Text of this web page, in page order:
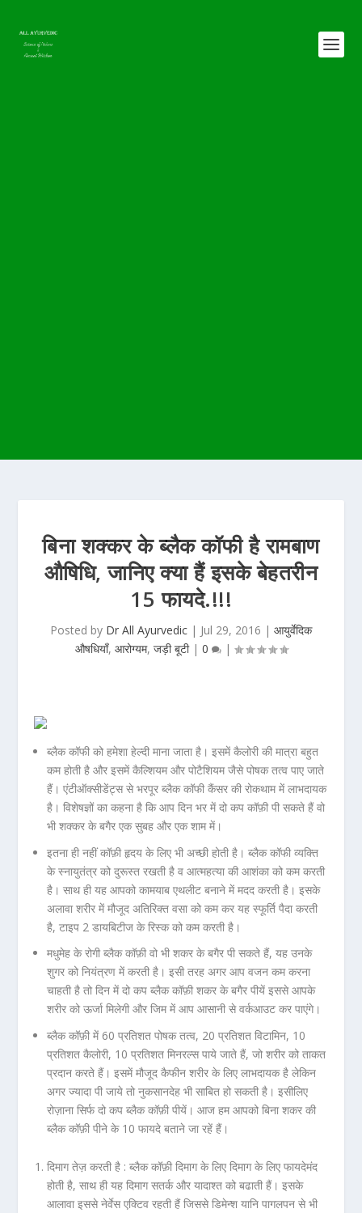
बिना शक्कर के ब्लैक कॉफी है रामबाण
औषिधि, जानिए क्या हैं इसके बेहतरीन
15 फायदे.!!!
Posted by Dr All Ayurvedic | Jul 29, 2016 | आयुर्वेदिक
औषधियाँ, आरोग्यम, जड़ी बूटी| 0 |
ब्लैक कॉफी को हमेशा हेल्दी माना जाता है। इसमें कैलोरी की मात्रा बहुत
कम होती है और इसमें कैल्शियम और पोटैशियम जैसे पोषक तत्व पाए जाते
हैं। एंटीऑक्सीडेंट्स से भरपूर ब्लैक कॉफी कैंसर की रोकथाम में लाभदायक
है। विशेषज्ञों का कहना है कि आप दिन भर में दो कप कॉफ़ी पी सकते हैं वो
भी शक्कर के बगैर एक सुबह और एक शाम में।
इतना ही नहीं कॉफ़ी हृदय के लिए भी अच्छी होती है। ब्लैक कॉफी व्यक्ति
के स्नायुतंत्र को दुरूस्त रखती है व आत्महत्या की आशंका को कम करती
है। साथ ही यह आपको कामयाब एथलीट बनाने में मदद करती है। इसके
अलावा शरीर में मौजूद अतिरिक्त वसा को कम कर यह स्फूर्ति पैदा करती
है, टाइप 2 डायबिटीज के रिस्क को कम करती है।
मधुमेह के रोगी ब्लैक कॉफ़ी वो भी शकर के बगैर पी सकते हैं, यह उनके
शुगर को नियंत्रण में करती है। इसी तरह अगर आप वजन कम करना
चाहती है तो दिन में दो कप ब्लैक कॉफ़ी शकर के बगैर पीयें इससे आपके
शरीर को ऊर्जा मिलेगी और जिम में आप आसानी से वर्कआउट कर पाएंगे।
ब्लैक कॉफ़ी में 60 प्रतिशत पोषक तत्व, 20 प्रतिशत विटामिन, 10
प्रतिशत कैलोरी, 10 प्रतिशत मिनरल्स पाये जाते हैं, जो शरीर को ताकत
प्रदान करते हैं। इसमें मौजूद कैफीन शरीर के लिए लाभदायक है लेकिन
अगर ज्यादा पी जाये तो नुकसानदेह भी साबित हो सकती है। इसीलिए
रोज़ाना सिर्फ दो कप ब्लैक कॉफ़ी पीयें। आज हम आपको बिना शकर की
ब्लैक कॉफ़ी पीने के 10 फायदे बताने जा रहें हैं।
दिमाग तेज़ करती है :ब्लैक कॉफ़ी दिमाग के लिए दिमाग के लिए फायदेमंद
होती है, साथ ही यह दिमाग सतर्क और यादाश्त को बढाती हैं। इसके
आलावा इससे नेर्वेस एक्टिव रहती हैं जिससे डिमेन्श यानि पागलपन से भी